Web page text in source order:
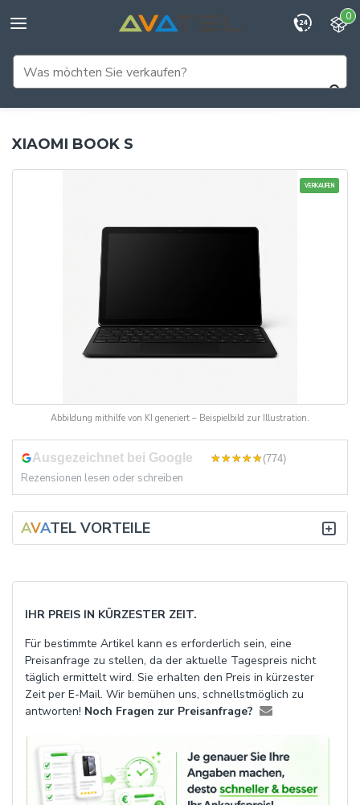
0
XIAOMI BOOK S
VERKAUFEN
Abbildung mithilfe von KI generiert – Beispielbild zur Illustration.
Ausgezeichnet bei Google (774)
Rezensionen lesen oder schreiben
IHR PREIS IN KÜRZESTER ZEIT.
Für bestimmte Artikel kann es erforderlich sein, eine
Preisanfrage zu stellen, da der aktuelle Tagespreis nicht
täglich ermittelt wird. Sie erhalten den Preis in kürzester
Zeit per E-Mail. Wir bemühen uns, schnellstmöglich zu
antworten! Noch Fragen zur Preisanfrage?
AV TEL VORTEILE